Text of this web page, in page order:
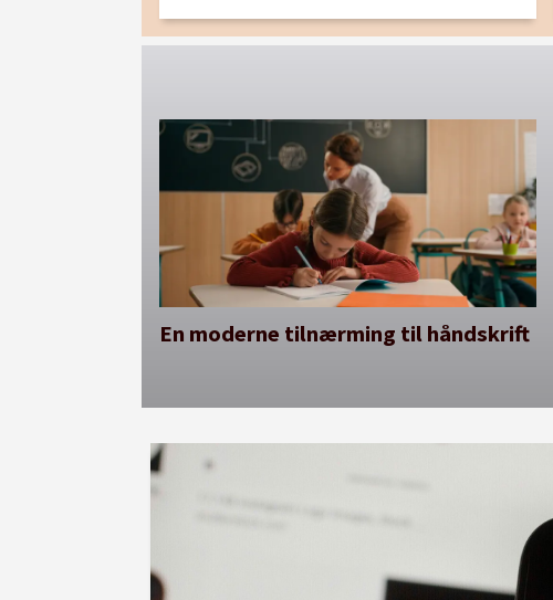
En moderne tilnærming til håndskrift